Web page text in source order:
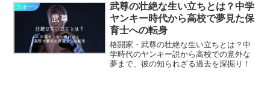
スポーツ
武尊の壮絶な生い立ちとは？中学
ヤンキー時代から高校で夢見た保
育士への転身
格闘家・武尊の壮絶な生い立ちとは？中
学時代のヤンキー説から高校での意外な
夢まで、彼の知られざる過去を深掘り！